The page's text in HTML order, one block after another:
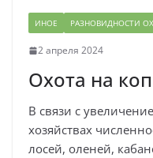
ИНОЕ РАЗНОВИДНОСТИ
2 апреля 2024
Охота на
В связи с
хозяйствах
лосей, оленей,